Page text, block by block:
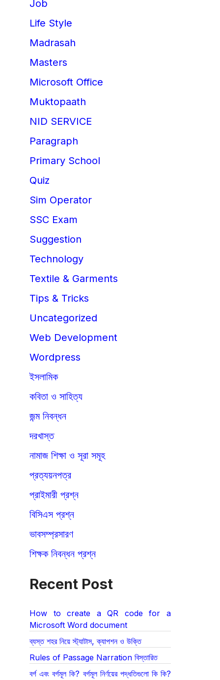
Job
Life Style
Madrasah
Masters
Microsoft Office
Muktopaath
NID SERVICE
Paragraph
Primary School
Quiz
Sim Operator
SSC Exam
Suggestion
Technology
Textile & Garments
Tips & Tricks
Uncategorized
Web Development
Wordpress
ইসলামিক
কবিতা ও সাহিত্য
জন্ম নিবন্ধন
দরখাস্ত
নামাজ শিক্ষা ও সূরা সমূহ
প্রত্যয়নপত্র
প্রাইমারী প্রশ্ন
বিসিএস প্রশ্ন
ভাবসম্প্রসারণ
শিক্ষক নিবন্ধন প্রশ্ন
Recent Post
How to create a QR code for a
Microsoft Word document
ব্যস্ত শহর নিয়ে স্ট্যাটাস, ক্যাপশন ও উক্তি
Rules of Passage Narration বিস্তারিত
বর্গ এবং বর্গমূল কি? বর্গমূল নির্ণয়ের পদ্ধতিগুলো কি কি?